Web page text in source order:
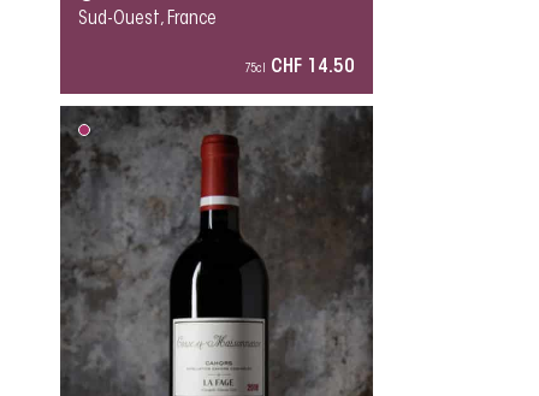
Sud-Ouest, France
75cl CHF 14.50